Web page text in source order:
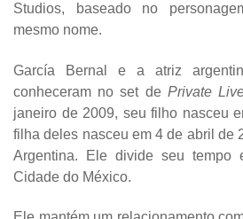
Studios, baseado no
mesmo nome.
García Bernal e a atriz
conheceram no set de Private
janeiro de 2009, seu filho nasceu
filha deles nasceu em 4 de abril de
Argentina. Ele divide seu tempo
Cidade do México.